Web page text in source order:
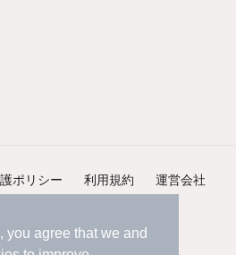
you agree that we and
ポリシー 利用規約 運営会社